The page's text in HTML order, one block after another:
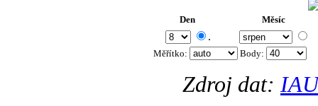
Den Měsíc
.
Měřítko: Body:
Zdroj dat: